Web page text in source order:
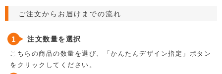
ご注文からお届けまでの流れ
注文数量を選択
こちらの商品の数量を選び、「かんたんデザイン指定」ボタン
をクリックしてください。